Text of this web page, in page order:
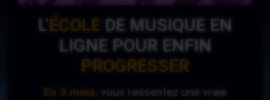
L’ÉCOLE DE MUSIQUE EN
LIGNE POUR ENFIN
PROGRESSER
En 3 mois, vous ressentez une vraie